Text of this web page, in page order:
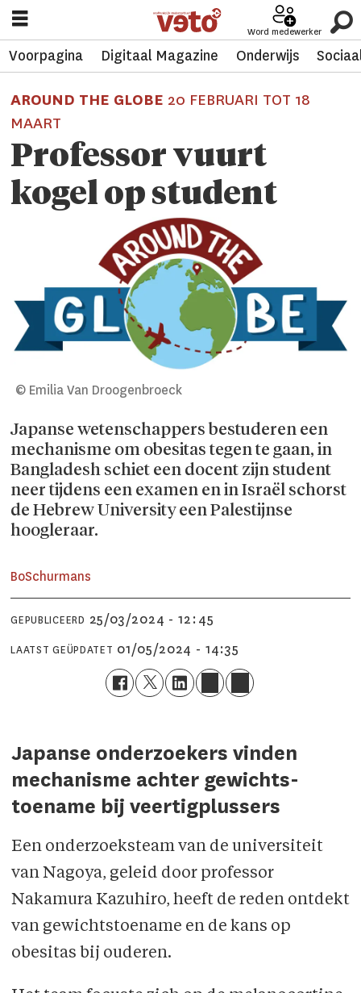
Word medewerker
Voorpagina Digitaal Magazine Onderwijs
AROUND THE GLOBE 20 FEBRUARI TOT 18
MAART
Professor vuurt
kogel op student
© Emilia Van Droogenbroeck
Japanse wetenschappers bestuderen een
mechanisme om obesitas tegen te gaan, in
Bangladesh schiet een docent zijn student
neer tijdens een examen en in Israël schorst
de Hebrew University een Palestijnse
hoogleraar.
BoSchurmans
GEPUBLICEERD 25/03/2024 - 12:45
LAATST GEÜPDATET 01/05/2024 - 14:35
Japanse onderzoekers vinden
mechanisme achter gewichts­
toename bij veertigplussers
Een onderzoeksteam van de universiteit
van Nagoya, geleid door professor
Nakamura Kazuhiro, heeft de reden ontdekt
van gewichtstoename en de kans op
obesitas bij ouderen.